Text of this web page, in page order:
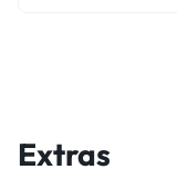
Extras